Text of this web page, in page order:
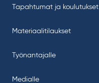
Tapahtumat ja koulutukset
Materiaalitilaukset
Työnantajalle
Medialle